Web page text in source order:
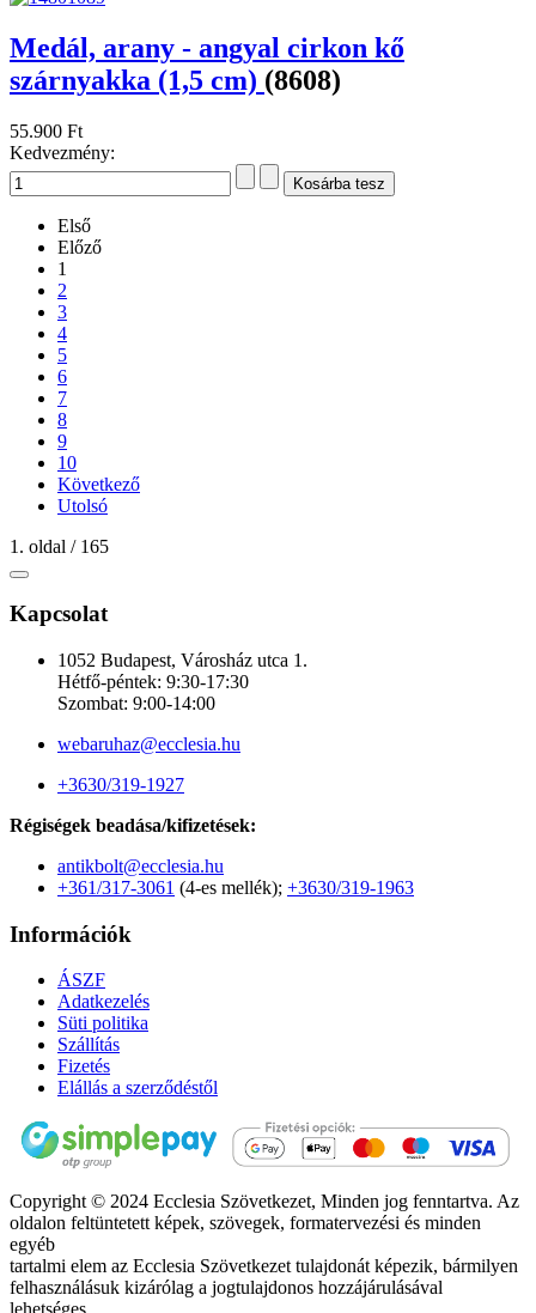
Medál, arany - angyal cirkon kő
szárnyakka (1,5 cm) (8608)
55.900 Ft
Kedvezmény:
Első
Előző
1
2
3
4
5
6
7
8
9
10
Következő
Utolsó
1. oldal / 165
Kapcsolat
1052 Budapest, Városház utca 1.
Hétfő-péntek: 9:30-17:30
Szombat: 9:00-14:00
webaruhaz@ecclesia.hu
+3630/319-1927
Régiségek beadása/kifizetések:
antikbolt@ecclesia.hu
+361/317-3061 (4-es mellék); +3630/319-1963
Információk
ÁSZF
Adatkezelés
Süti politika
Szállítás
Fizetés
Elállás a szerződéstől
Copyright © 2024 Ecclesia Szövetkezet, Minden jog fenntartva. Az
oldalon feltüntetett képek, szövegek, formatervezési és minden
egyéb
tartalmi elem az Ecclesia Szövetkezet tulajdonát képezik, bármilyen
felhasználásuk kizárólag a jogtulajdonos hozzájárulásával